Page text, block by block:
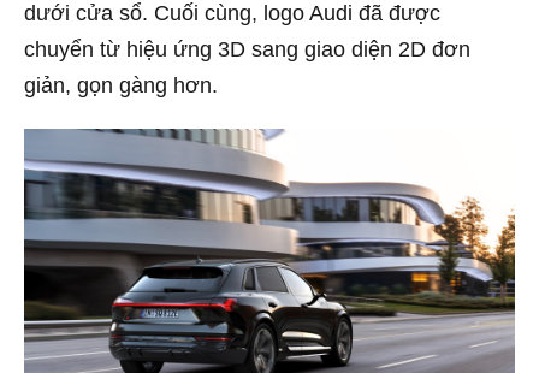
dưới cửa sổ. Cuối cùng, logo Audi đã được
chuyển từ hiệu ứng 3D sang giao diện 2D đơn
giản, gọn gàng hơn.